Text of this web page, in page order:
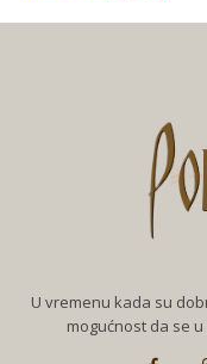
U vremenu kada su
mogućnost da se